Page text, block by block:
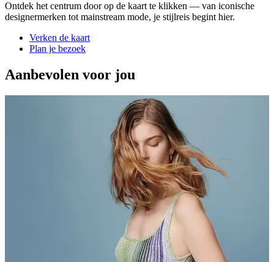
Ontdek het centrum door op de kaart te klikken — van iconische
designermerken tot mainstream mode, je stijlreis begint hier.
Verken de kaart
Plan je bezoek
Aanbevolen voor jou